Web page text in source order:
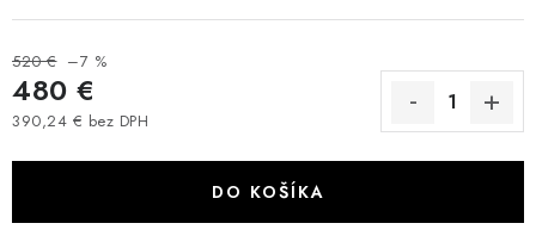
AKCIA
INÉ PRÍSLUŠENSTVO
YAMAHA GRIZZLY 550/660/700
520 € –7 %
480 €
390,24 € bez DPH
DO KOŠÍKA